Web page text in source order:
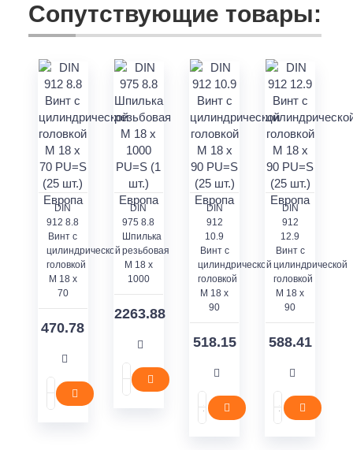
Сопутствующие товары:
DIN
912 8.8
Винт с
цилиндрической
головкой
M 18 x
70
470.78
DIN
975 8.8
Шпилька
резьбовая
M 18 x
1000
2263.88
DIN
912
10.9
Винт с
цилиндрической
головкой
M 18 x
90
518.15
DIN
912
12.9
Винт с
цилиндрической
головкой
M 18 x
90
588.41